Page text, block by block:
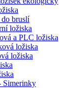
bruslí
ložiska
a PLC ložiska
ložiska
ložiska
Simerinky